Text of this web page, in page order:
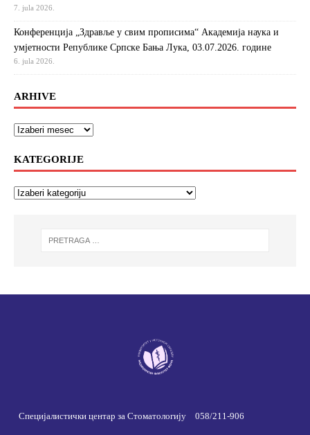
7. jula 2026.
Конференција „Здравље у свим прописима“ Академија наука и
умјетности Републике Српске Бања Лука, 03.07.2026. године
6. jula 2026.
ARHIVE
KATEGORIJE
Специјалистички центар за Стоматологију 058/211-906